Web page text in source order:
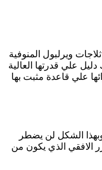
ويرلبول المنوفية
متطلبات المستخدم المصري تستطيع تجميد اي شيء في الفريزر خلال 15 دقيقة فقط ! وذلك دليل علي قدرتها العالية
علي قاعدة مثبت بها
الشكل لن يضطر
الافقي الذي يكون من